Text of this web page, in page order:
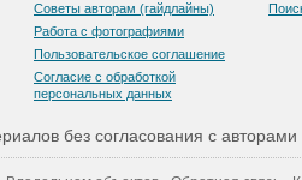
Советы авторам (гайдлайны)
Работа с фотографиями
Пользовательскоe соглашение
Согласие с обработкой
персональных данных
без согласования с